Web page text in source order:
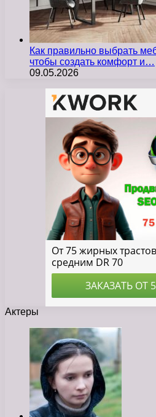
Как правильно выбрать
чтобы создать комфорт и…
09.05.2026
Актеры